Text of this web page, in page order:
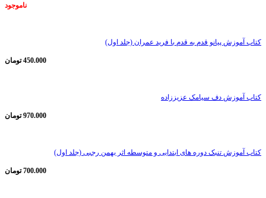
ناموجود
کتاب آموزش پیانو قدم به قدم با فرید عمران (جلد اول)
450.000 تومان
کتاب آموزش دف سیامک عزیززاده
970.000 تومان
کتاب آموزش تنبک دوره های ابتدایی و متوسطه اثر بهمن رجبی (جلد اول)
700.000 تومان